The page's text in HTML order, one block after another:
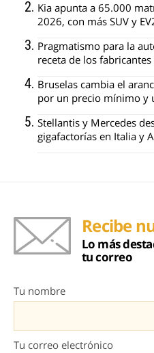
Kia apunta a 65.000
2026, con más SUV y
Pragmatismo para la
receta de los
Bruselas cambia el
por un precio mínimo y
Stellantis y Mercedes
gigafactorías en Italia y
Recibe
Lo más
tu correo
Tu nombre
Tu correo electrónico